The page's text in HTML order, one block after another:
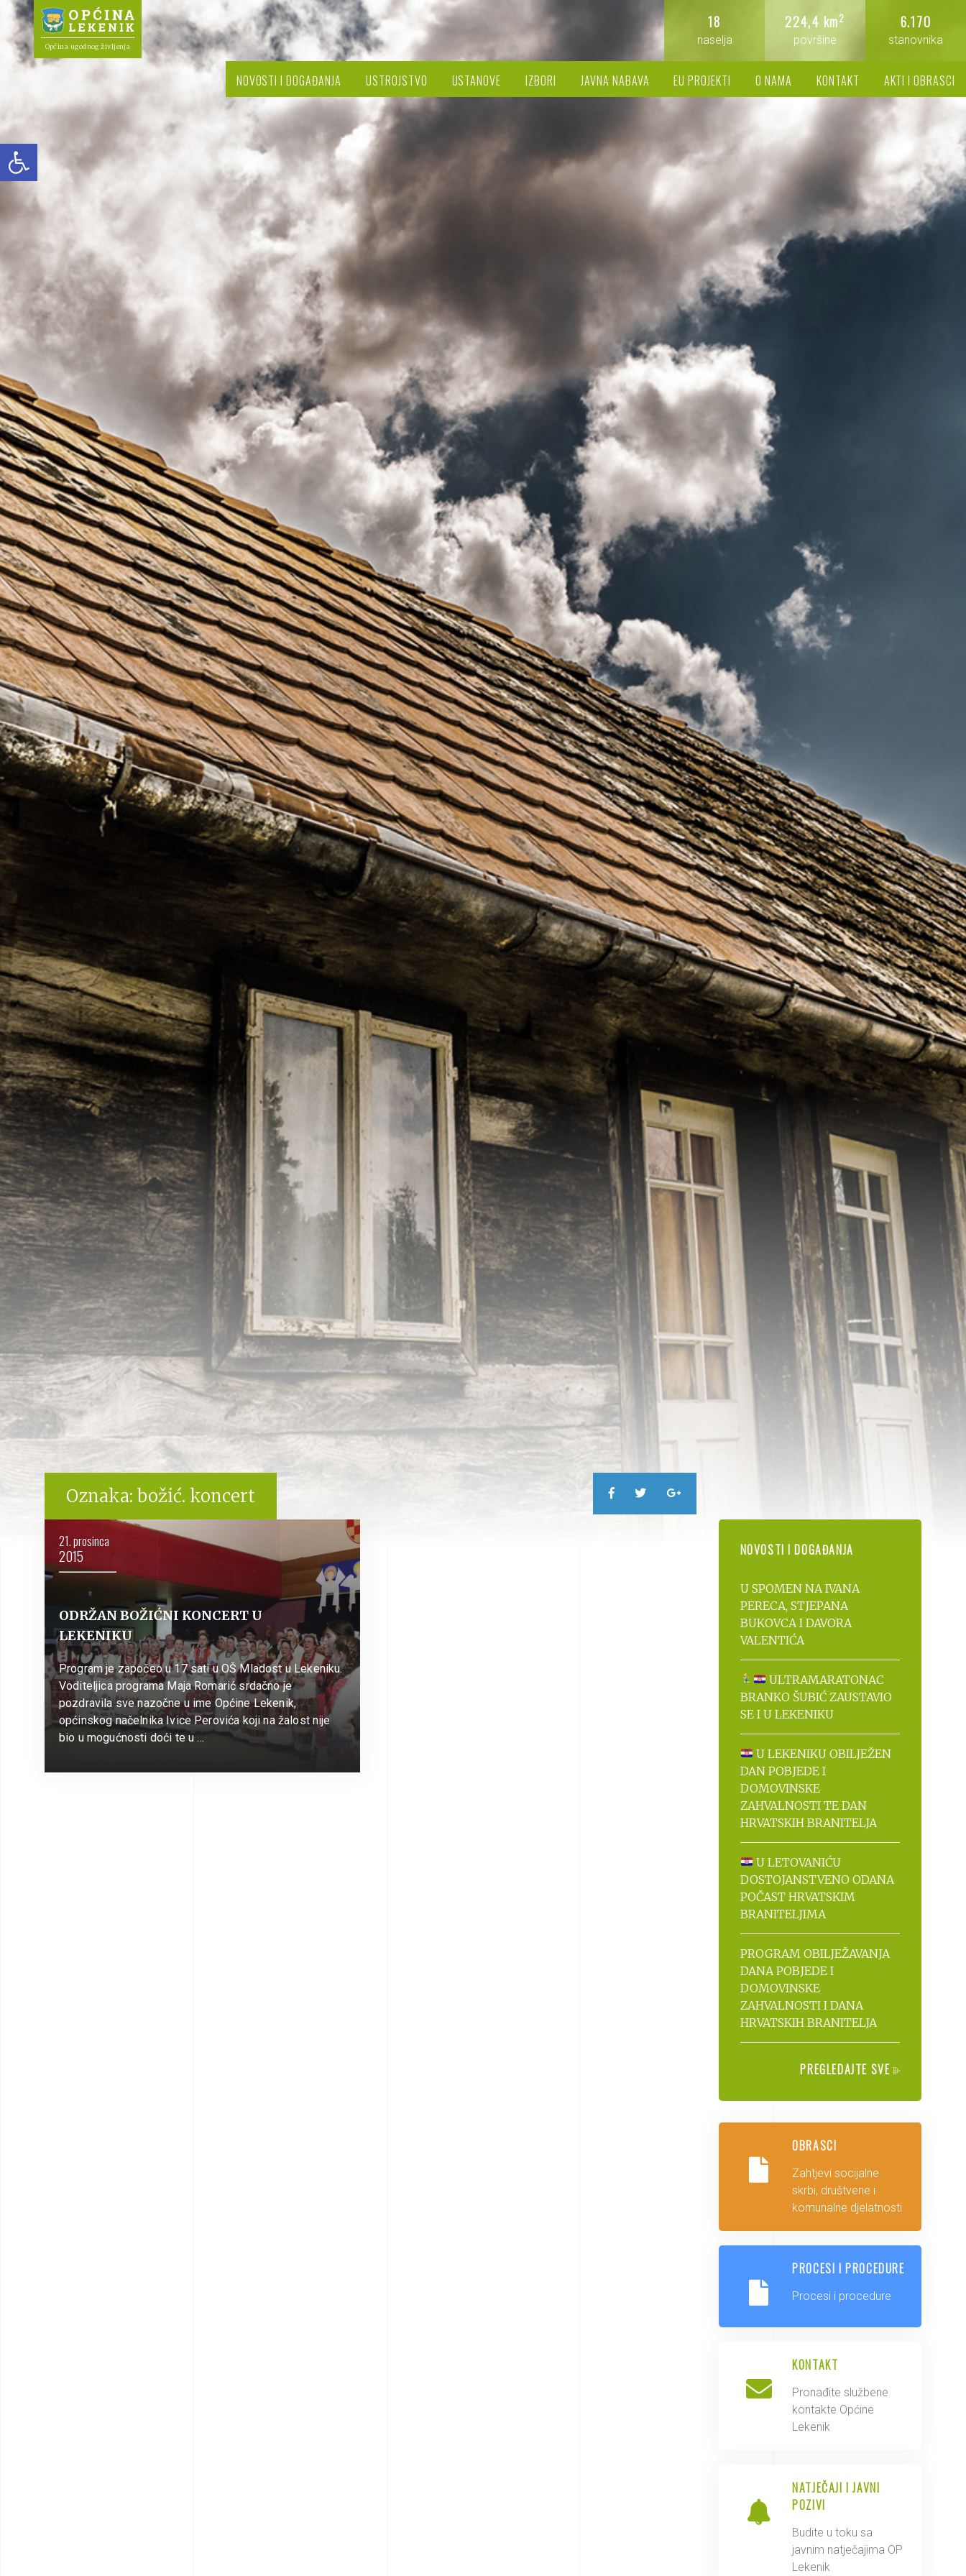
Open toolbar
Općina ugodnog življenja
6.170
stanovnika
224,4 km2
površine
18
naselja
NOVOSTI I DOGAĐANJA USTROJSTVO USTANOVE IZBORI JAVNA NABAVA EU PROJEKTI O NAMA KONTAKT AKTI I OBRASCI
Oznaka: božić. koncert
21. prosinca
2015
ODRŽAN BOŽIĆNI KONCERT U
LEKENIKU
Program je započeo u 17 sati u OŠ Mladost u Lekeniku.
Voditeljica programa Maja Romarić srdačno je
pozdravila sve nazočne u ime Općine Lekenik,
općinskog načelnika Ivice Perovića koji na žalost nije
bio u mogućnosti doći te u …
NOVOSTI I DOGAĐANJA
U SPOMEN NA IVANA
PERECA, STJEPANA
BUKOVCA I DAVORA
VALENTIĆA
ULTRAMARATONAC
BRANKO ŠUBIĆ ZAUSTAVIO
SE I U LEKENIKU
U LEKENIKU OBILJEŽEN
DAN POBJEDE I
DOMOVINSKE
ZAHVALNOSTI TE DAN
HRVATSKIH BRANITELJA
U LETOVANIĆU
DOSTOJANSTVENO ODANA
POČAST HRVATSKIM
BRANITELJIMA
PROGRAM OBILJEŽAVANJA
DANA POBJEDE I
DOMOVINSKE
ZAHVALNOSTI I DANA
HRVATSKIH BRANITELJA
PREGLEDAJTE SVE
OBRASCI
Zahtjevi socijalne
skrbi, društvene i
komunalne djelatnosti
PROCESI I PROCEDURE
Procesi i procedure
KONTAKT
Pronađite službene
kontakte Općine
Lekenik
NATJEČAJI I JAVNI
POZIVI
Budite u toku sa
javnim natječajima OP
Lekenik